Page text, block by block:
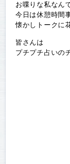
お喋りな私なん
今日は休憩時間
懐かしトークに
皆さんは
プチプチ占いの